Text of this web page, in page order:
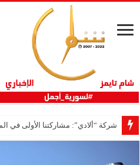
شركة “ألادي”: مشاركتنا الأولى في